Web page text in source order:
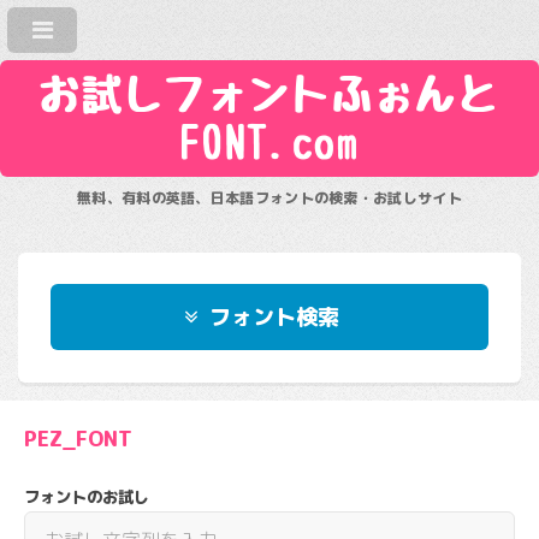
お試しフォントふぉんと
FONT.com
無料、有料の英語、日本語フォントの検索・お試しサイト
フォント検索
PEZ_FONT
フォントのお試し